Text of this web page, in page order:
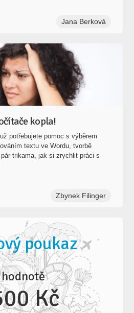
Jana Berková
kopla!
potřebujete pomoc s výběrem
textu ve Wordu, tvorbě
trikama, jak si zrychlit práci s
Zbynek Filinger
poukaz
Kč